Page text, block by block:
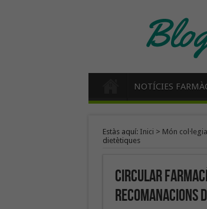
NOTÍCIES
Estàs aquí: Inici > Món col·legial
dietètiques
Circular
recomanacions